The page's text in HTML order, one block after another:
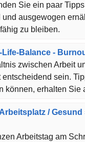
Sie ein paar
ausgewogen
zu bleiben.
Balance -
zwischen Arbeit
sein.
können, erhalten Sie
/ Gesund
Arbeitstag am